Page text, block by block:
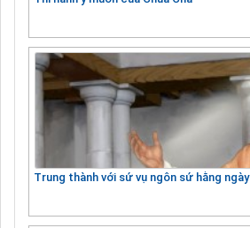
Trung thành với sứ vụ ngôn sứ hằng ngày